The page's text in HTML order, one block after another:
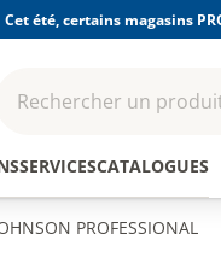
Cet été, certains magasins
Rechercher un
SERVICESCATALOGUES
PROFESSIONAL